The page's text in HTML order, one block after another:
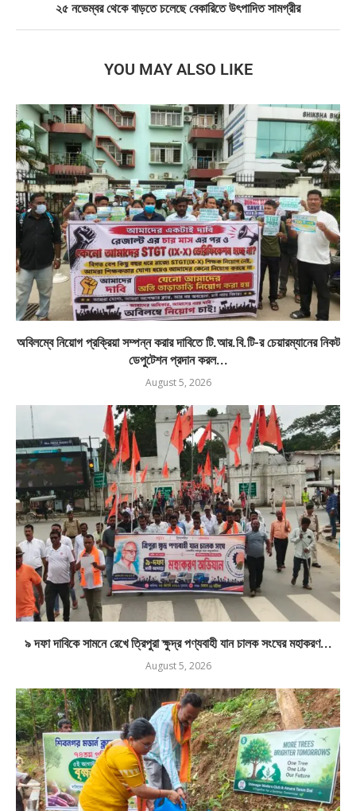
২৫ নভেম্বর থেকে বাড়তে চলেছে বেকারিতে উৎপাদিত সামগ্রীর
YOU MAY ALSO LIKE
অবিলম্বে নিয়োগ প্রক্রিয়া সম্পন্ন করার দাবিতে টি.আর.বি.টি-র চেয়ারম্যানের নিকট
ডেপুটেশন প্রদান করল...
August 5, 2026
৯ দফা দাবিকে সামনে রেখে ত্রিপুরা ক্ষুদ্র পণ্যবাহী যান চালক সংঘের মহাকরণ...
August 5, 2026